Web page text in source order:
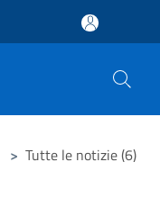
> Tutte le notizie (6)